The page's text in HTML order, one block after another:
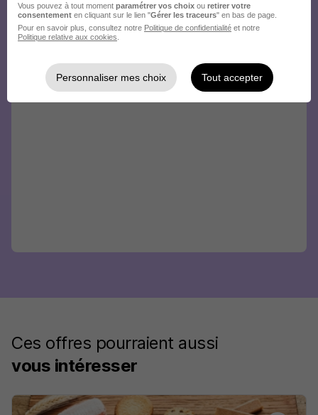
Ces offres pourraient aussi
vous intéresser
Vous pouvez à tout moment paramétrer vos choix ou retirer votre
consentement en cliquant sur le lien "Gérer les traceurs" en bas de page.
Pour en savoir plus, consultez notre Politique de confidentialité et notre
Politique relative aux cookies
Personnaliser mes choix Tout accepter